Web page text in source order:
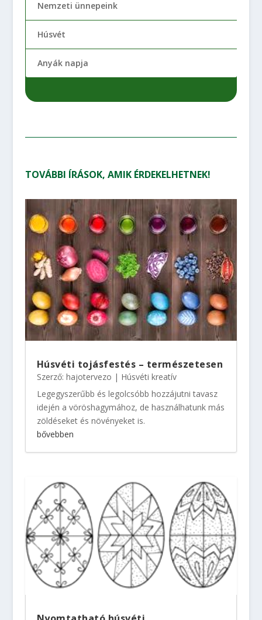
Nemzeti ünnepeink
Húsvét
Anyák napja
TOVÁBBI ÍRÁSOK, AMIK ÉRDEKELHETNEK!
Húsvéti tojásfestés – természetesen
Szerző: hajotervezo | Húsvéti kreatív
Legegyszerűbb és legolcsóbb hozzájutni tavasz
idején a vöröshagymához, de használhatunk más
zöldéseket és növényeket is.
bővebben